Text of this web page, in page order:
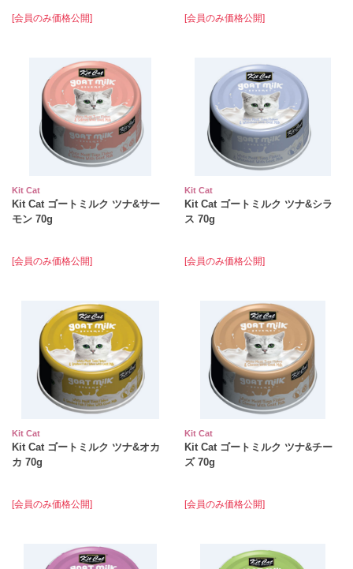
[会員のみ価格公開] [会員のみ価格公開]
Kit Cat
Kit Cat ゴートミルク ツナ&サー
モン 70g
[会員のみ価格公開]
Kit Cat
Kit Cat ゴートミルク ツナ&シラ
ス 70g
[会員のみ価格公開]
Kit Cat
Kit Cat ゴートミルク ツナ&オカ
カ 70g
[会員のみ価格公開]
Kit Cat
Kit Cat ゴートミルク ツナ&チー
ズ 70g
[会員のみ価格公開]